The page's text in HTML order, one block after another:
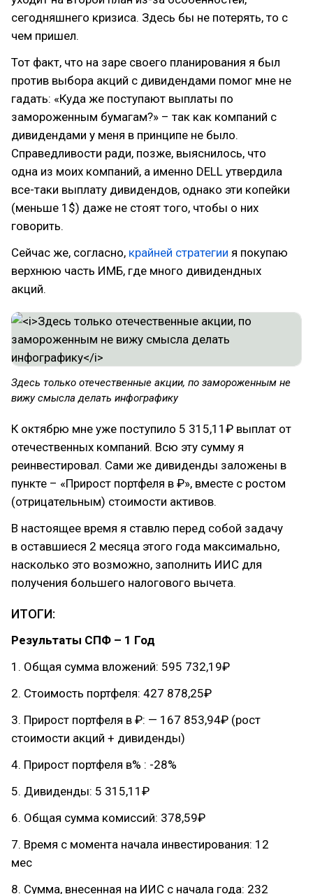
сегодняшнего кризиса. Здесь бы не потерять, то с
чем пришел.
Тот факт, что на заре своего планирования я был
против выбора акций с дивидендами помог мне не
гадать: «Куда же поступают выплаты по
замороженным бумагам?» – так как компаний с
дивидендами у меня в принципе не было.
Справедливости ради, позже, выяснилось, что
одна из моих компаний, а именно DELL утвердила
все-таки выплату дивидендов, однако эти копейки
(меньше 1$) даже не стоят того, чтобы о них
говорить.
Сейчас же, согласно, крайней стратегии я покупаю
верхнюю часть ИМБ, где много дивидендных
акций.
Здесь только отечественные акции, по замороженным не
вижу смысла делать инфографику
К октябрю мне уже поступило 5 315,11₽ выплат от
отечественных компаний. Всю эту сумму я
реинвестировал. Сами же дивиденды заложены в
пункте – «Прирост портфеля в ₽», вместе с ростом
(отрицательным) стоимости активов.
В настоящее время я ставлю перед собой задачу
в оставшиеся 2 месяца этого года максимально,
насколько это возможно, заполнить ИИС для
получения большего налогового вычета.
ИТОГИ:
Результаты СПФ – 1 Год
1. Общая сумма вложений: 595 732,19₽
2. Стоимость портфеля: 427 878,25₽
3. Прирост портфеля в ₽: — 167 853,94₽ (рост
стоимости акций + дивиденды)
4. Прирост портфеля в% : -28%
5. Дивиденды: 5 315,11₽
6. Общая сумма комиссий: 378,59₽
7. Время с момента начала инвестирования: 12
мес
8. Сумма, внесенная на ИИС с начала года: 232